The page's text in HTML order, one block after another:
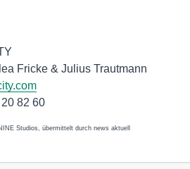
Fricke & Julius Trautmann
82 60
Studios, übermittelt durch news aktuell